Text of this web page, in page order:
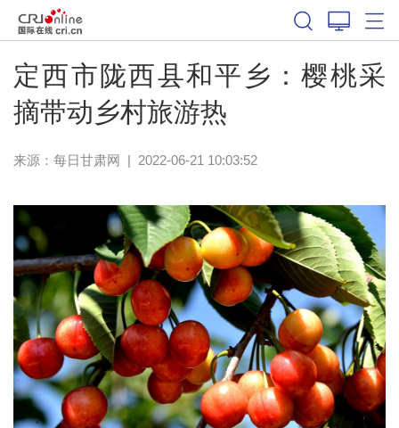
定西市陇西县和平乡：樱桃采
摘带动乡村旅游热
来源： 每日甘肃网 | 2022-06-21 10:03:52